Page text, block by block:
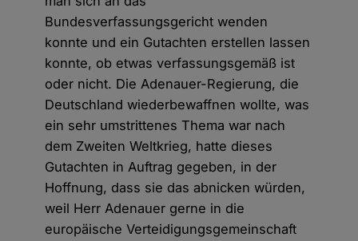
Bundesverfassungsgericht wenden
konnte und ein Gutachten erstellen lassen
konnte, ob etwas verfassungsgemäß ist
oder nicht. Die Adenauer-Regierung, die
Deutschland wiederbewaffnen wollte, was
ein sehr umstrittenes Thema war nach
dem Zweiten Weltkrieg, hatte dieses
Gutachten in Auftrag gegeben, in der
Hoffnung, dass sie das abnicken würden,
weil Herr Adenauer gerne in die
europäische Verteidigungsgemeinschaft